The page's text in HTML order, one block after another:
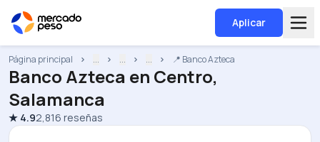
Aplicar
Página principal ... ... ... 📍 Banco Azteca
Banco Azteca en Centro,
Salamanca
★ 4.92,816 reseñas